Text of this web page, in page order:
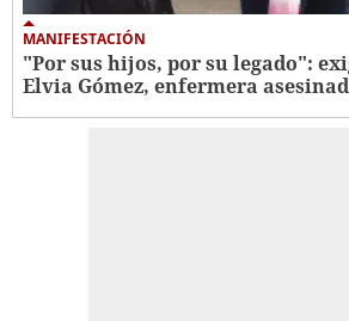
MANIFESTACIÓN
"Por sus hijos, por su legado":
Elvia Gómez, enfermera